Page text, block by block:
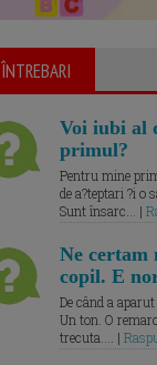
ÎNTREBARI
Voi iubi al
primul?
Pentru mine
de a?teptari ?i o
Sunt însarc... |
Ne certam
copil. E
De când a
Un ton. O
trecuta.... |